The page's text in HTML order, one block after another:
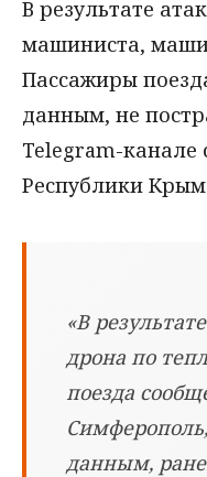
В результате
машиниста,
Пассажиры
данным, не
Telegram-канале
Республики Крым
«В
дрона по
поезда
данным,